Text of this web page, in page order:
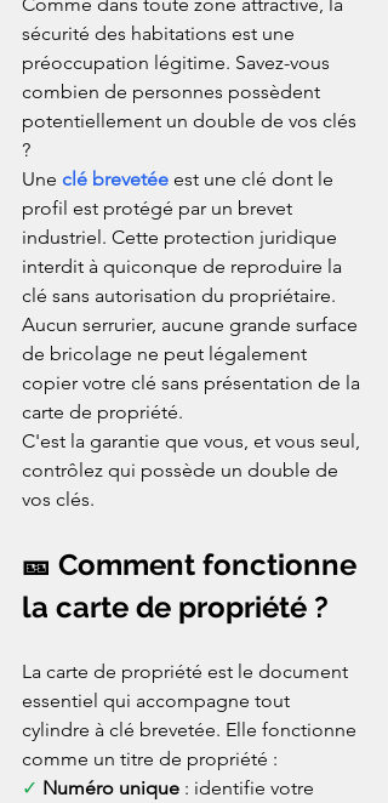
sécurité des habitations est une
préoccupation légitime. Savez-vous
combien de personnes possèdent
potentiellement un double de vos clés
?
Une clé brevetée est une clé dont le
profil est protégé par un brevet
industriel. Cette protection juridique
interdit à quiconque de reproduire la
clé sans autorisation du propriétaire.
Aucun serrurier, aucune grande surface
de bricolage ne peut légalement
copier votre clé sans présentation de la
carte de propriété.
C'est la garantie que vous, et vous seul,
contrôlez qui possède un double de
vos clés.
🎫 Comment fonctionne
la carte de propriété ?
La carte de propriété est le document
essentiel qui accompagne tout
cylindre à clé brevetée. Elle fonctionne
comme un titre de propriété :
✓ Numéro unique : identifie votre